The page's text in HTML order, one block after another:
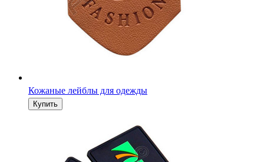
Кожаные лейблы для одежды